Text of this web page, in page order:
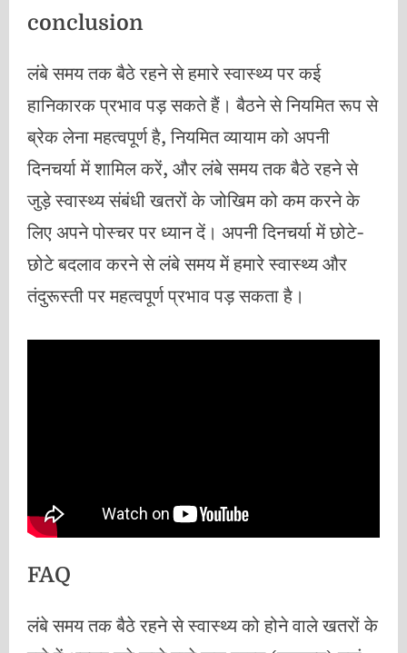
conclusion
लंबे समय तक बैठे रहने से हमारे स्वास्थ्य पर कई
हानिकारक प्रभाव पड़ सकते हैं। बैठने से नियमित रूप से
ब्रेक लेना महत्वपूर्ण है, नियमित व्यायाम को अपनी
दिनचर्या में शामिल करें, और लंबे समय तक बैठे रहने से
जुड़े स्वास्थ्य संबंधी खतरों के जोखिम को कम करने के
लिए अपने पोस्चर पर ध्यान दें। अपनी दिनचर्या में छोटे-
छोटे बदलाव करने से लंबे समय में हमारे स्वास्थ्य और
तंदुरूस्ती पर महत्वपूर्ण प्रभाव पड़ सकता है।
FAQ
लंबे समय तक बैठे रहने से स्वास्थ्य को होने वाले खतरों के